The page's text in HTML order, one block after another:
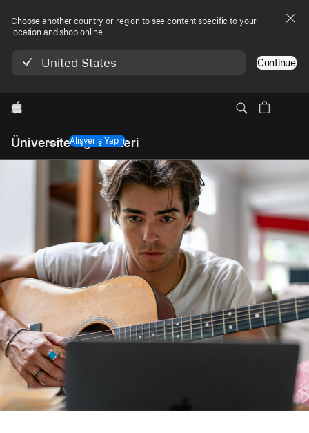
Choose another country or region to see content specific to your
location and shop online.
United States Continue
wzlhp
Üniversite Öğrencileri
Gezinme
Menüyü
Açın
Alışveriş Yapın